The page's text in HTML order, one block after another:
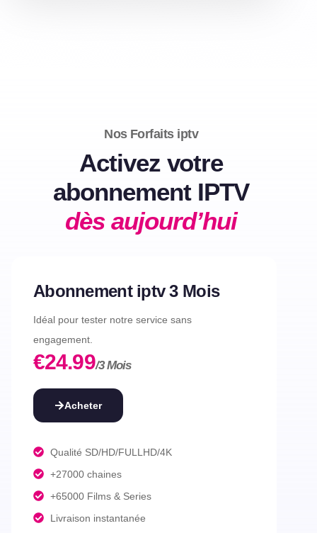
Nos Forfaits iptv
Activez votre
abonnement IPTV
dès aujourd’hui
Abonnement iptv 3 Mois
Idéal pour tester notre service sans
engagement.
€24.99/3 Mois
Acheter
Qualité SD/HD/FULLHD/4K
+27000 chaines
+65000 Films & Series
Livraison instantanée